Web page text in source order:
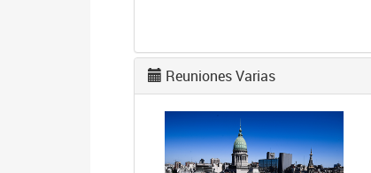
Reuniones Varias